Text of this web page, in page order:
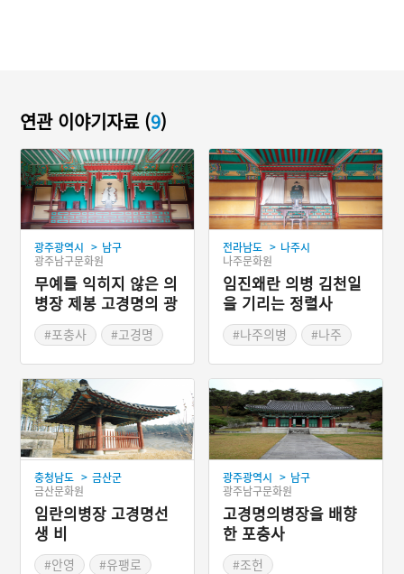
연관 이야기자료 (9)
광주광역시 > 남구
광주남구문화원
무예를 익히지 않은 의
병장 제봉 고경명의 광
주 포충사
#포충사
#고경명
#광주 가볼만한곳
전라남도 > 나주시
나주문화원
임진왜란 의병 김천일
을 기리는 정렬사
#나주의병
#나주
충청남도 > 금산군
금산문화원
임란의병장 고경명선
생 비
#안영
#유팽로
광주광역시 > 남구
광주남구문화원
고경명의병장을 배향
한 포충사
#조헌